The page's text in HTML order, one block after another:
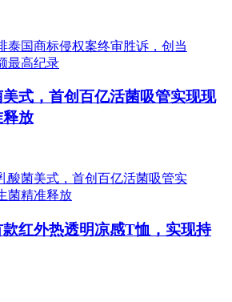
式，首创百亿活菌吸管实现现
放
红外热透明凉感T恤，实现持